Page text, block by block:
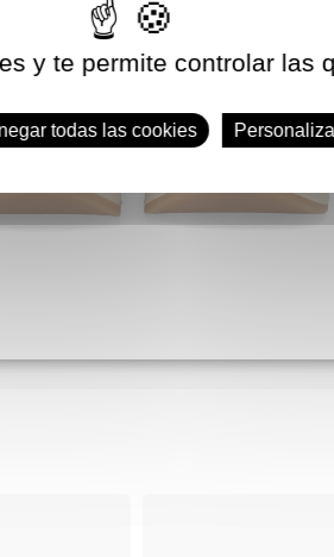
y te permite controlar las
todas las cookies